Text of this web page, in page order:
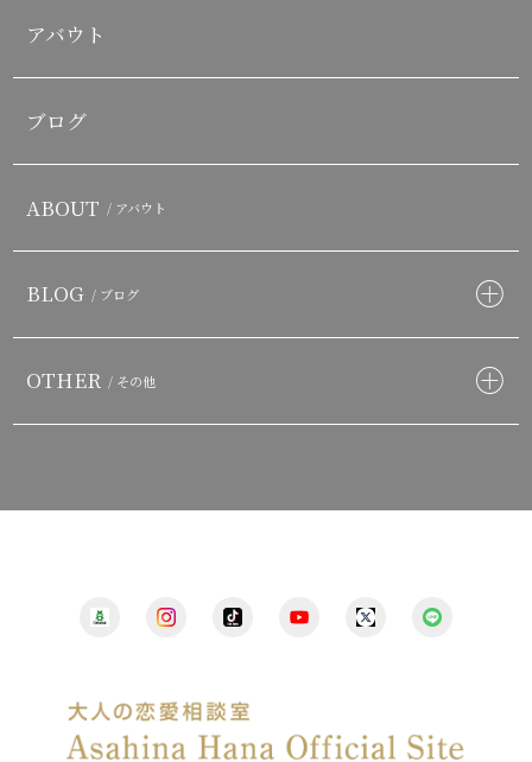
アバウト
ブログ
ABOUT / アバウト
BLOG / ブログ
OTHER / その他